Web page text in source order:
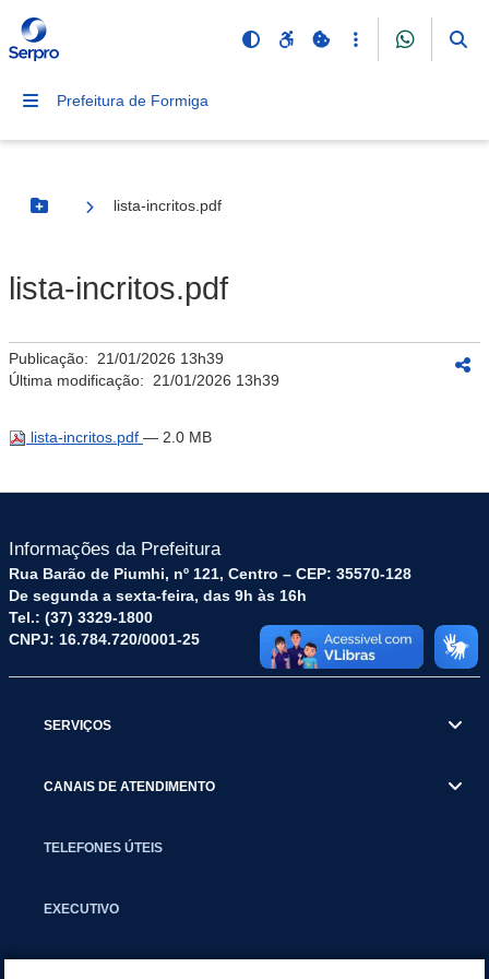
Prefeitura de Formiga
Botão Menu
lista-incritos.pdf
lista-incritos.pdf
Publicação: 21/01/2026 13h39
Última modificação: 21/01/2026 13h39
lista-incritos.pdf — 2.0 MB
Informações da Prefeitura
Rua Barão de Piumhi, nº 121, Centro – CEP: 35570-128
De segunda a sexta-feira, das 9h às 16h
Tel.: (37) 3329-1800
CNPJ: 16.784.720/0001-25
SERVIÇOS
CANAIS DE ATENDIMENTO
TELEFONES ÚTEIS
EXECUTIVO